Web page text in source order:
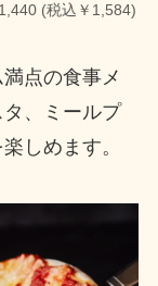
(税込￥1,584)
点の食事メ
、ミールプ
しめます。